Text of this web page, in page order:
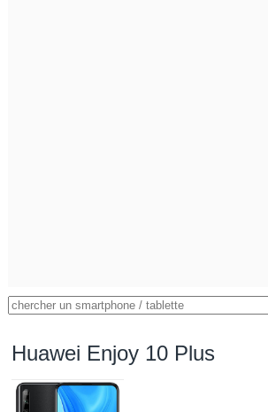
Huawei Enjoy 10 Plus